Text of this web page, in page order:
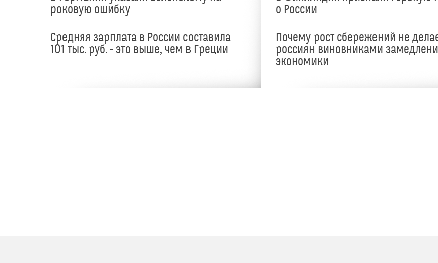
роковую ошибку
Средняя зарплата в России составила
101 тыс. руб. - это выше, чем в Греции
о России
Почему рост сбережений не
россиян виновниками
экономики